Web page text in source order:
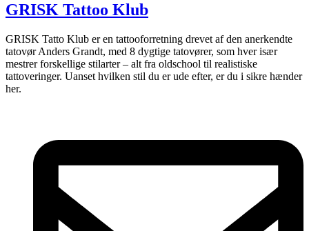
GRISK Tattoo Klub
GRISK Tatto Klub er en tattooforretning drevet af den anerkendte
tatovør Anders Grandt, med 8 dygtige tatovører, som hver især
mestrer forskellige stilarter – alt fra oldschool til realistiske
tattoveringer. Uanset hvilken stil du er ude efter, er du i sikre hænder
her.